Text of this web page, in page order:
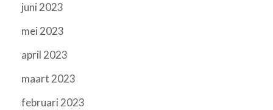
juni 2023
mei 2023
april 2023
maart 2023
februari 2023